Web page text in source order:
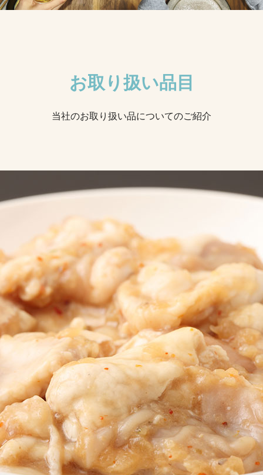
お取り扱い品目
当社のお取り扱い品についてのご紹介